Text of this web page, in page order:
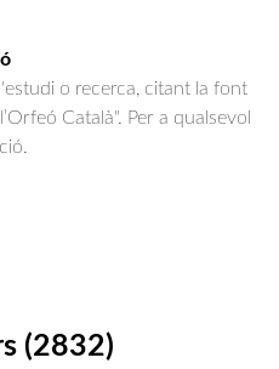
o recerca, citant la font
Català". Per a qualsevol
(2832)